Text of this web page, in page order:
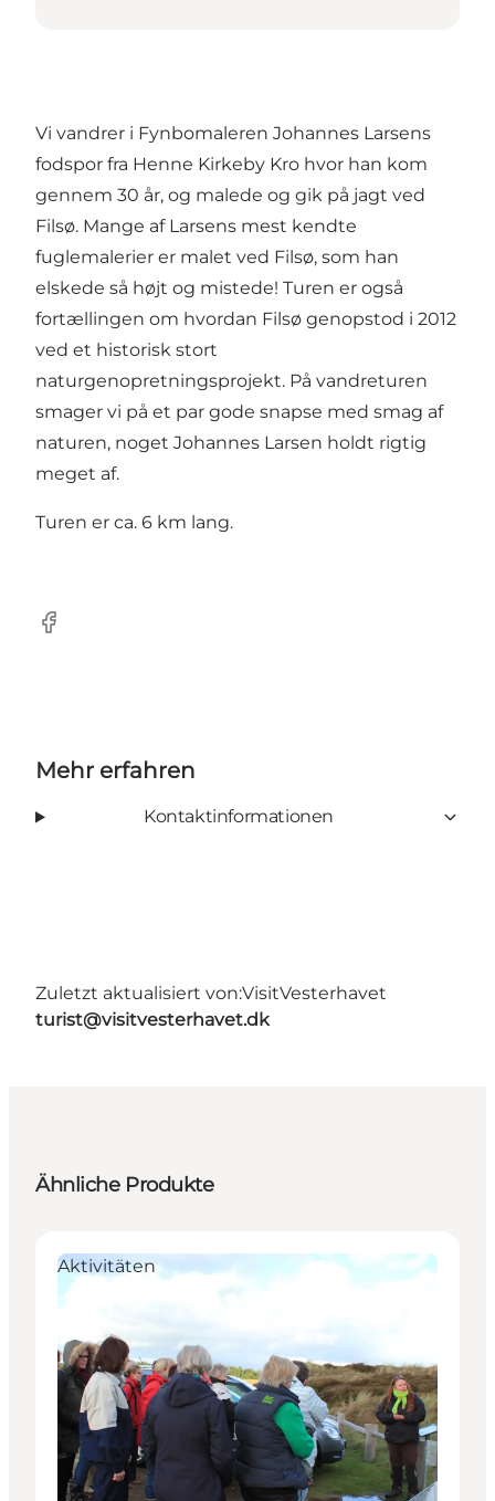
Vi vandrer i Fynbomaleren Johannes Larsens
fodspor fra Henne Kirkeby Kro hvor han kom
gennem 30 år, og malede og gik på jagt ved
Filsø. Mange af Larsens mest kendte
fuglemalerier er malet ved Filsø, som han
elskede så højt og mistede! Turen er også
fortællingen om hvordan Filsø genopstod i 2012
ved et historisk stort
naturgenopretningsprojekt. På vandreturen
smager vi på et par gode snapse med smag af
naturen, noget Johannes Larsen holdt rigtig
meget af.
Turen er ca. 6 km lang.
Facebook
Mehr erfahren
Kontaktinformationen
Zuletzt aktualisiert von:VisitVesterhavet
turist@visitvesterhavet.dk
Ähnliche Produkte
Aktivitäten